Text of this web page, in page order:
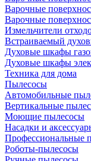
Варочные
Варочные
Измельчители
Встраиваемый
Духовые шкафы
Духовые шкафы
Техника для дома
Пылесосы
Автомобильные
Вертикальные
Моющие пылесосы
Насадки и
Профессиональные
Роботы-пылесосы